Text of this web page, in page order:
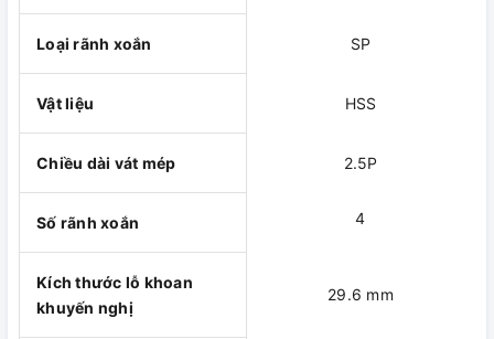
Loại rãnh xoắn SP
Vật liệu HSS
Chiều dài vát mép 2.5P
Số rãnh xoắn 4
Kích thước lỗ khoan
khuyến nghị
29.6 mm